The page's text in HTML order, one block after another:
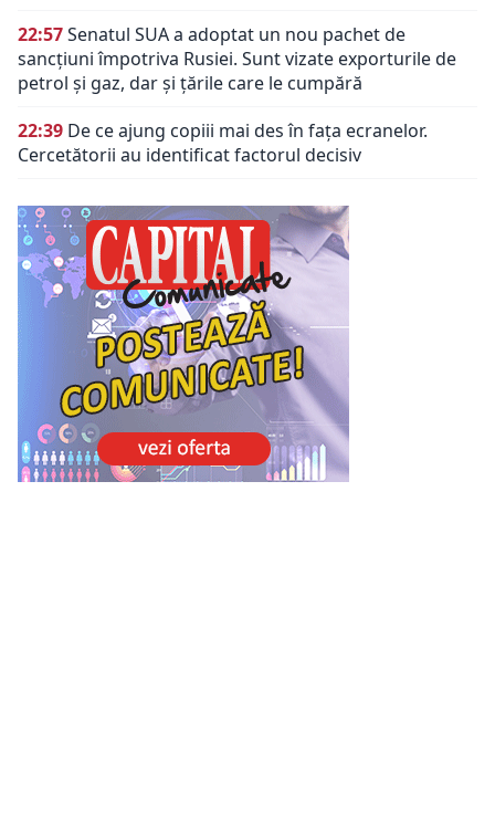
22:57Senatul SUA a adoptat un nou pachet de
sancțiuni împotriva Rusiei. Sunt vizate exporturile de
petrol și gaz, dar și țările care le cumpără
22:39 De ce ajung copiii mai des în fața ecranelor.
Cercetătorii au identificat factorul decisiv